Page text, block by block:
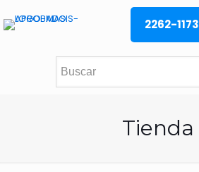
2262-1173
Tienda